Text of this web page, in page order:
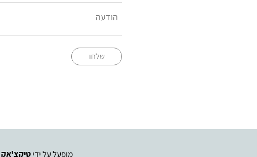
שלחו
מופעל על ידיטיקצ'אק